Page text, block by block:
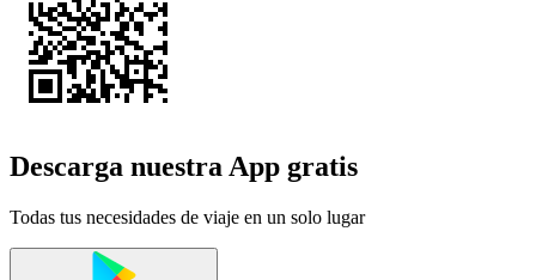
Descarga nuestra App gratis
Todas tus necesidades de viaje en un solo lugar